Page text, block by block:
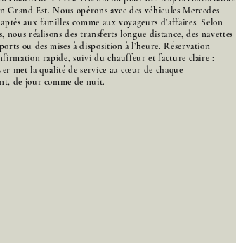
Grand Est. Nous opérons avec des véhicules Mercedes
aux familles comme aux voyageurs d’affaires. Selon
nous réalisons des transferts longue distance, des navettes
ou des mises à disposition à l’heure. Réservation
rapide, suivi du chauffeur et facture claire :
met la qualité de service au cœur de chaque
de jour comme de nuit.